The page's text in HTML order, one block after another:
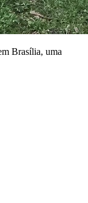
Brasília, uma